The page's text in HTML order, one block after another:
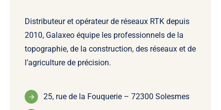
Distributeur et opérateur de réseaux RTK depuis
2010, Galaxeo équipe les professionnels de la
topographie, de la construction, des réseaux et de
l’agriculture de précision.
25, rue de la Fouquerie – 72300 Solesmes